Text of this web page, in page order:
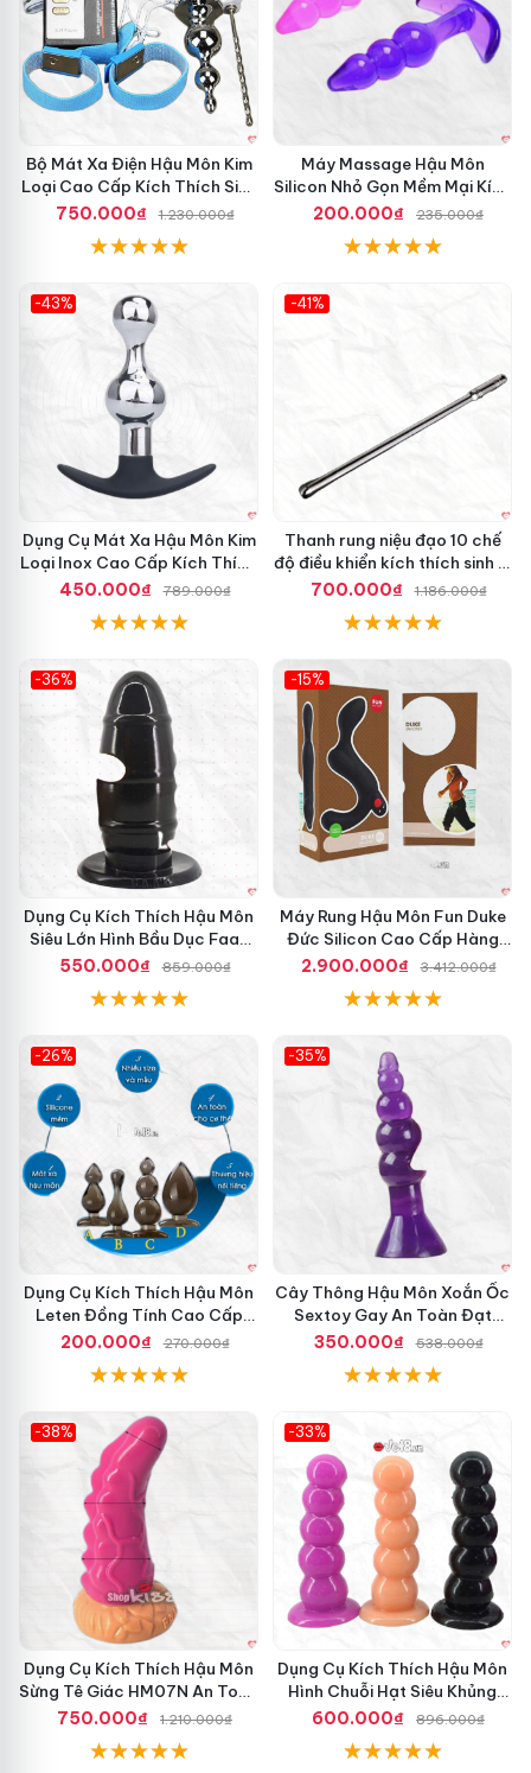
Bộ Mát Xa Điện Hậu Môn Kim
Loại Cao Cấp Kích Thích Sinh
Lý Nam
750.000₫ 1.230.000₫
Máy Massage Hậu Môn
Silicon Nhỏ Gọn Mềm Mại Kích
Thích Quyến Rũ
200.000₫ 235.000₫
-43%
Dụng Cụ Mát Xa Hậu Môn Kim
Loại Inox Cao Cấp Kích Thích
P
450.000₫ 789.000₫
-41%
Thanh rung niệu đạo 10 chế
độ điều khiển kích thích sinh lý
phái mạnh LGBT
700.000₫ 1.186.000₫
-36%
Hot
Dụng Cụ Kích Thích Hậu Môn
Siêu Lớn Hình Bầu Dục Faak
Mỹ
550.000₫ 859.000₫
-15%
Hot
Máy Rung Hậu Môn Fun Duke
Đức Silicon Cao Cấp Hàng
Chính Hãng
2.900.000₫ 3.412.000₫
-26%
Dụng Cụ Kích Thích Hậu Môn
Leten Đồng Tính Cao Cấp
Thăng Hoa
200.000₫ 270.000₫
-35%
Cây Thông Hậu Môn Xoắn Ốc
Sextoy Gay An Toàn Đạt
Chuẩn
350.000₫ 538.000₫
-38%
Dụng Cụ Kích Thích Hậu Môn
Sừng Tê Giác HM07N An Toàn
Hiệu Quả
750.000₫ 1.210.000₫
-33%
Dụng Cụ Kích Thích Hậu Môn
Hình Chuỗi Hạt Siêu Khủng
Cho Gay Cao Cấp
600.000₫ 896.000₫